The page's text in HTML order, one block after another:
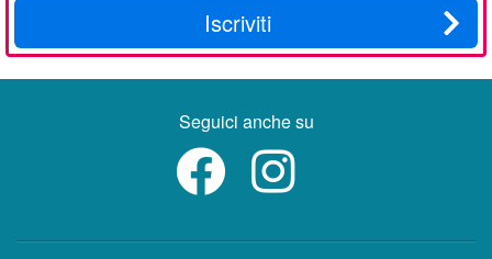
Iscriviti
Seguici anche su